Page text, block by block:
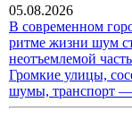
05.08.2026
В современном
ритме жизни шум
неотъемлемой
Громкие улицы,
шумы, транспорт —